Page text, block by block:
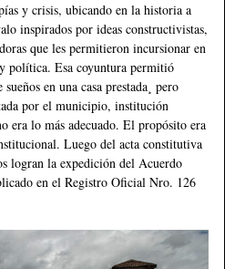
y crisis, ubicando en la historia a
inspirados por ideas constructivistas,
que les permitieron incursionar en
política. Esa coyuntura permitió
en una casa prestada¸ pero
por el municipio, institución
era lo más adecuado. El propósito era
Luego del acta constitutiva
logran la expedición del Acuerdo
en el Registro Oficial Nro. 126